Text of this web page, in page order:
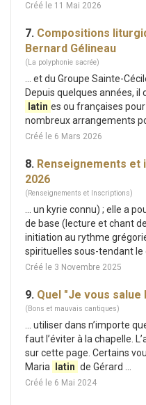
Créé le 11 Mai 2026
7. Compositions
Bernard Gélineau
(La polyphonie sacrée)
... et du Groupe Sainte-
Depuis quelques années,
latin es ou françaises
nombreux arrangements
Créé le 6 Mars 2026
8. Renseignements et
2026
(Renseignements et Inscriptions)
... un kyrie connu) ; elle a
de base (lecture et chant
initiation au rythme
spirituelles sous-tendant le
Créé le 3 Novembre 2025
9. Quel "Je vous
(Bons et mauvais cantiques)
... utiliser dans n’importe
faut l’éviter à la chapelle.
sur cette page. Certains
Maria
latin de Gérard ...
Créé le 6 Mai 2024